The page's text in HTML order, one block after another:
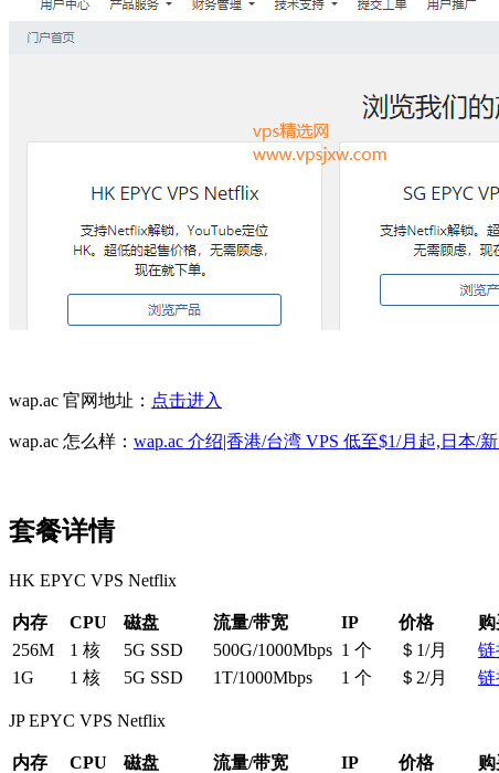
wap.ac 官网地址： 点击进入
wap.ac 怎么样： wap.ac 介绍|香港/台湾 VPS 低至$1/月起,日本/
套餐详情
HK EPYC VPS Netflix
内存 CPU 磁盘 流量/带宽 IP 价格
256M
1 核 5G SSD 500G/1000Mbps 1 个 ＄1/月
链
1G
1 核 5G SSD 1T/1000Mbps 1 个 ＄2/月 链
JP EPYC VPS Netflix
内存 CPU 磁盘 流量/带宽 IP 价格